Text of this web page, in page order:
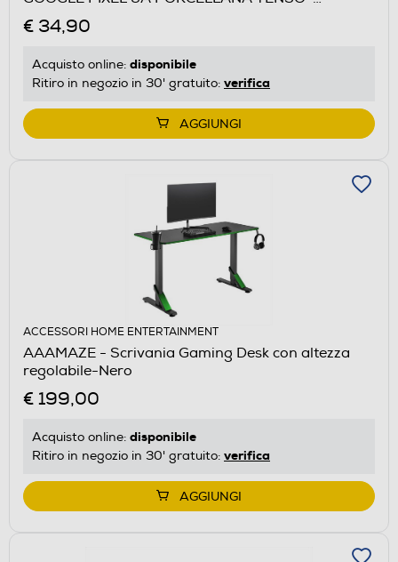
Porcellana
€ 34,90
Acquisto online: disponibile
Ritiro in negozio in 30' gratuito: verifica
AGGIUNGI
ACCESSORI HOME ENTERTAINMENT
AAAMAZE - Scrivania Gaming Desk con altezza
regolabile-Nero
€ 199,00
Acquisto online: disponibile
Ritiro in negozio in 30' gratuito: verifica
AGGIUNGI